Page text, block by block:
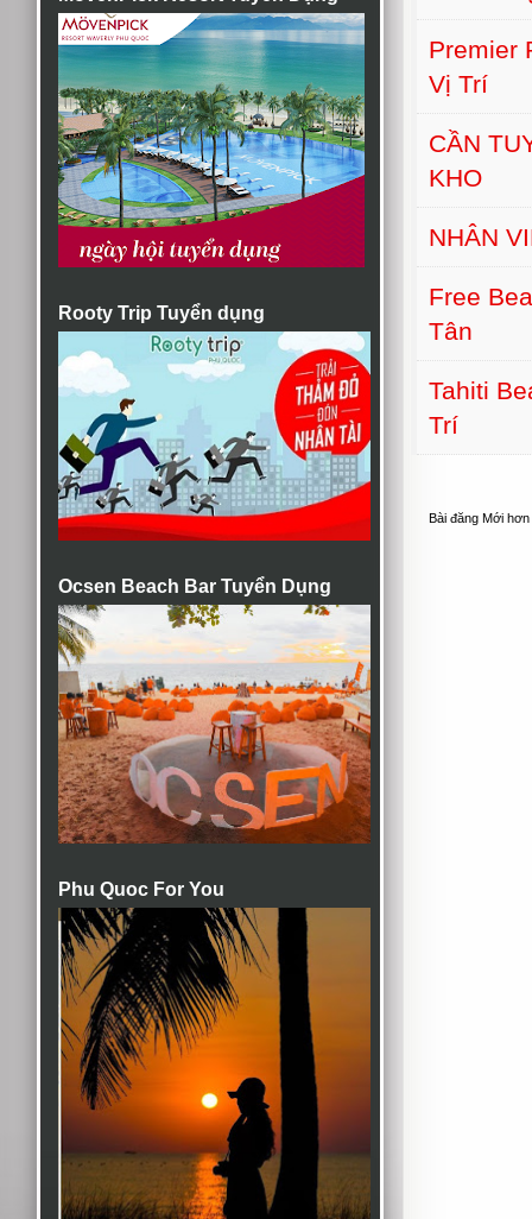
Rooty Trip Tuyển dụng
Ocsen Beach Bar Tuyển Dụng
Phu Quoc For You
Premier
Vị Trí
CẦN
KHO
NHÂN
Free
Tân
Tahiti
Trí
Bài đăng Mới hơn